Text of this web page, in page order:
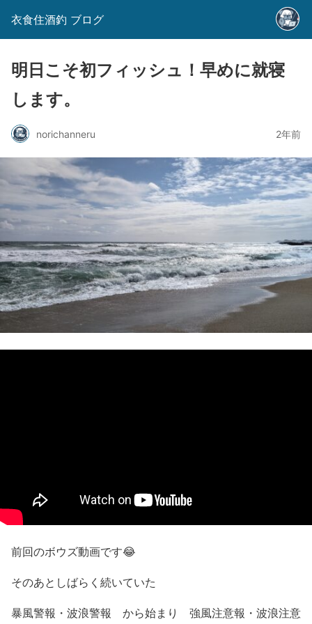
衣食住酒釣 ブログ
明日こそ初フィッシュ！早めに就寝
します。
norichanneru 2年前
前回のボウズ動画です😂
そのあとしばらく続いていた
暴風警報・波浪警報 から始まり 強風注意報・波浪注意